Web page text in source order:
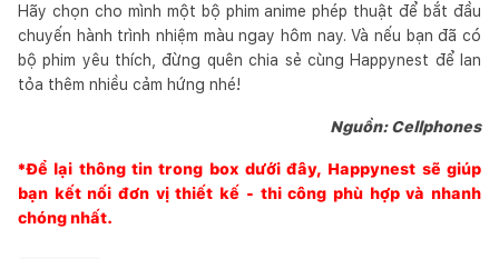
Hãy chọn cho mình một bộ phim anime phép thuật để bắt đầu
chuyến hành trình nhiệm màu ngay hôm nay. Và nếu bạn đã có
bộ phim yêu thích, đừng quên chia sẻ cùng Happynest để lan
tỏa thêm nhiều cảm hứng nhé!
Nguồn: Cellphones
*Để lại thông tin trong box dưới đây, Happynest sẽ giúp
bạn kết nối đơn vị thiết kế - thi công phù hợp và nhanh
chóng nhất.